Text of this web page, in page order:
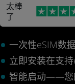
太棒
了
一次性eSIM数据
立即安装在支
智能启动——您